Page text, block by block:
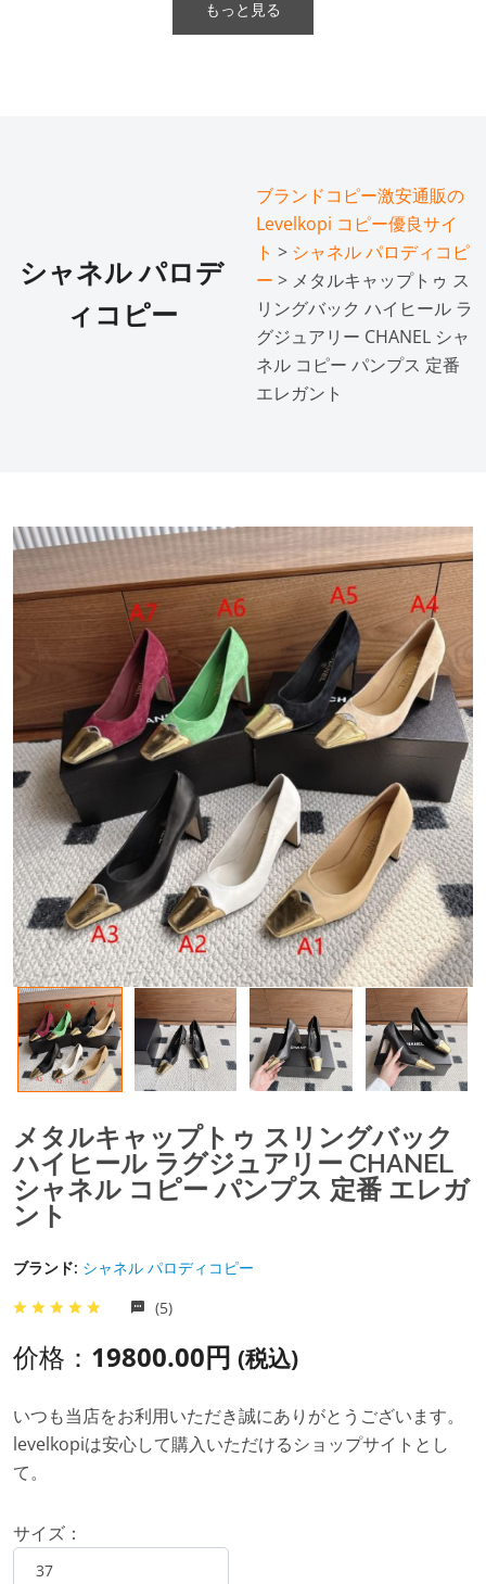
もっと見る
シャネル パロデ
ィコピー
ブランドコピー激安通販の
Levelkopi コピー優良サイ
ト > シャネル パロディコピ
ー > メタルキャップトゥ ス
リングバック ハイヒール ラ
グジュアリー CHANEL シャ
ネル コピー パンプス 定番
エレガント
メタルキャップトゥ スリングバック
ハイヒール ラグジュアリー CHANEL
シャネル コピー パンプス 定番 エレガ
ント
ブランド: シャネル パロディコピー
(5)
价格： 19800.00円 (税込)
いつも当店をお利用いただき誠にありがとうございます。
levelkopiは安心して購入いただけるショップサイトとし
て。
サイズ：